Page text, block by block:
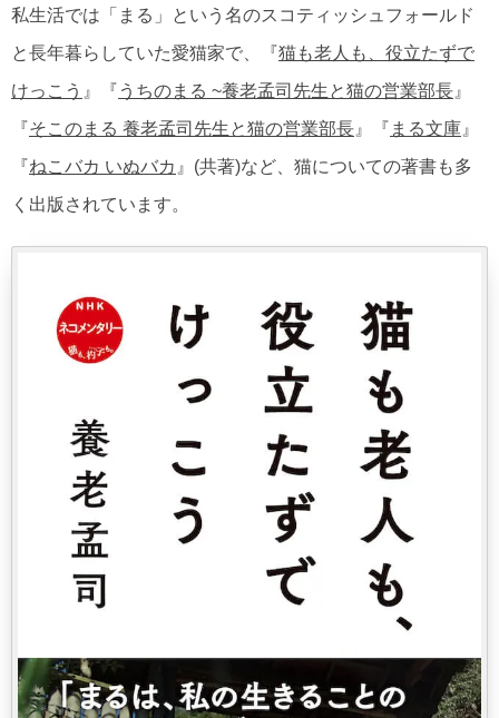
私生活では「まる」という名のスコティッシュフォールド
と長年暮らしていた愛猫家で、『猫も老人も、役立たずで
けっこう 』『 うちのまる ~養老孟司先生と猫の営業部長 』
『そこのまる 養老孟司先生と猫の営業部長 』『 まる文庫 』
『ねこバカ いぬバカ 』(共著)など、猫についての著書も多
く出版されています。